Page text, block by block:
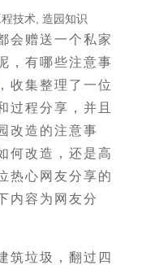
程技术 造园知识
会赠送一个私家
，有哪些注意事
，收集整理了一位
过程分享，并且
改造的注意事
何改造，还是高
热心网友分享的
内容为网友分
筑垃圾，翻过四